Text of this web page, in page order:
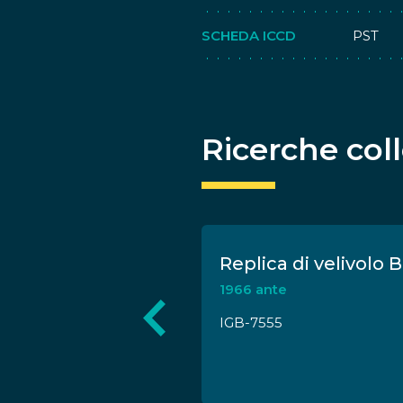
Le
SCHEDA ICCD PST
Ricerche
Replica di velivolo
1966 ante
IGB-7555